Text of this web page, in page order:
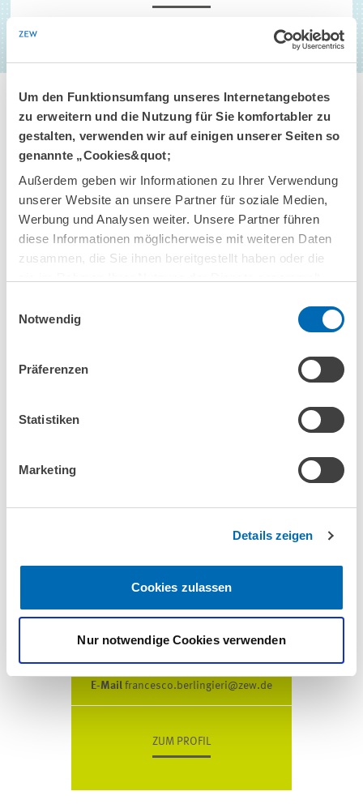
Um den Funktionsumfang unseres Internetangebotes
zu erweitern und die Nutzung für Sie komfortabler zu
gestalten, verwenden wir auf einigen unserer Seiten so
genannte „Cookies&quot;
Außerdem geben wir Informationen zu Ihrer Verwendung
unserer Website an unsere Partner für soziale Medien,
Werbung und Analysen weiter. Unsere Partner führen
diese Informationen möglicherweise mit weiteren Daten
zusammen, die Sie ihnen bereitgestellt haben oder die
Notwendig
Präferenzen
Statistiken
Marketing
Details zeigen
Cookies zulassen
Nur notwendige Cookies verwenden
KONTAKT
ZUM PROFIL
Francesco Berlingieri
E-Mail francesco.berlingieri@zew.de
ZUM PROFIL